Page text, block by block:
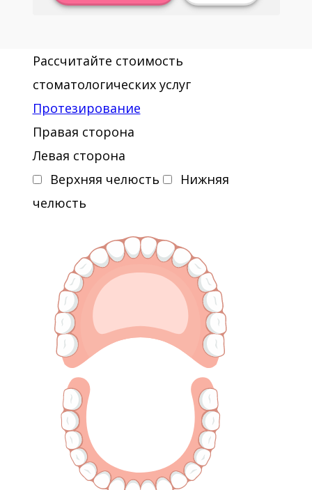
Рассчитайте стоимость
стоматологических услуг
Протезирование
Правая сторона
Левая сторона
Верхняя челюсть
Нижняя
челюсть